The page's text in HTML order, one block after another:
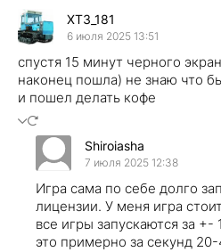
XT3_181
6 июля 2025 13:51
спустя 15 минут черного
наконец пошла) не знаю что
и пошел делать кофе
Shiroiasha
7 июля 2025 12:38
Игра сама по себе долго
лицензии. У меня игра
все игры запускаются за +-
это примерно за секунд 20-